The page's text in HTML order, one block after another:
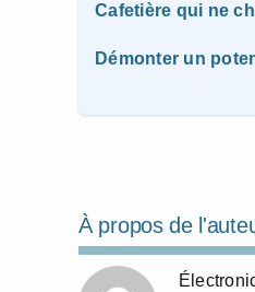
Cafetière qui ne
Démonter un
À propos de